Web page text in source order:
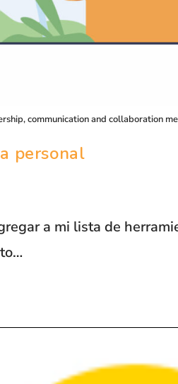
communication and collaboration
personal
a mi lista de